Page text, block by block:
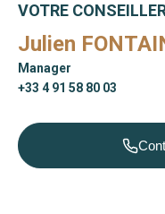
VOTRE
Julien
Manager
+33 4 91 58 80 03